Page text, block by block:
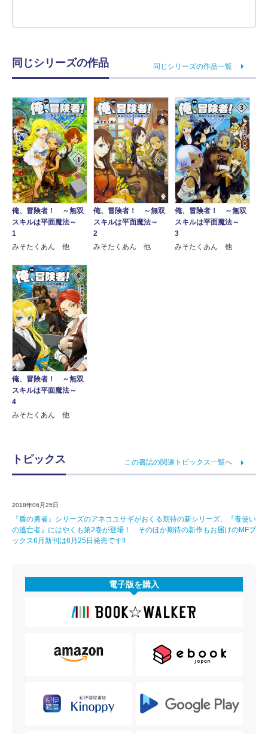
同じシリーズの作品 同じシリーズの作品一覧
俺、冒険者！ ～無双
スキルは平面魔法～
1
みそたくあん 他
俺、冒険者！ ～無双
スキルは平面魔法～
2
みそたくあん 他
俺、冒険者！ ～無双
スキルは平面魔法～
3
みそたくあん 他
俺、冒険者！ ～無双
スキルは平面魔法～
4
みそたくあん 他
トピックス この書誌の関連トピックス一覧へ
2018年06月25日
『盾の勇者』シリーズのアネコユサギがおくる期待の新シリーズ、『毒使い
の逃亡者』にはやくも第2巻が登場！ そのほか期待の新作もお届けのMFブ
ックス6月新刊は6月25日発売です!!
電子版を購入